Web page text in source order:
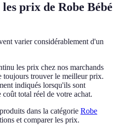
prix de Robe Bébé
varier considérablement d'un
les prix chez nos marchands
toujours trouver le meilleur prix.
indiqués lorsqu'ils sont
total réel de votre achat.
dans la catégorie Robe
et comparer les prix.